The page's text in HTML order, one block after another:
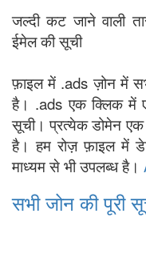
जल्दी कट जाने वाली
ईमेल की सूची
फ़ाइल में .ads ज़ोन में
है। .ads एक क्लिक में
सूची। प्रत्येक डोमेन एक
है। हम रोज़ फ़ाइल में
माध्यम से भी उपलब्ध है।
सभी जोन की पूरी